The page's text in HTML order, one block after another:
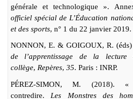
générale et technologique ».
officiel spécial de L’Éducation
et des sports, n° 1 du 22 janvier 2019.
NONNON, E. & GOIGOUX, R.
de l’apprentissage de la
collège, Repères, 35. Paris : INRP.
PÉREZ-SIMON, M. (2018).
contredire. Les Monstres des